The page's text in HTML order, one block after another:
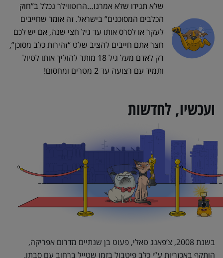
שלא תגידו שלא אמרנו…הרוטווילר נכלל ב”חוק
הכלבים המסוכנים” בישראל. זה אומר שחייבים
לעקר או לסרס אותו עד גיל חצי שנה, אם יש לכם
חצר אתם חייבים להציב שלט “זהירות כלב מסוכן”,
רק לאדם מעל גיל 18 מותר להוליך אותו לטיול
ותמיד עם רצועה עד 2 מטרים ומחסום!
ועכשיו, לחדשות
בשנת 2008, צ’פאנג טאלי, פעוט בן שנתיים מדרום אפריקה,
הותקף באכזריות ע”י כלב פיטבול בזמן שטייל ברחוב עם סבתו.